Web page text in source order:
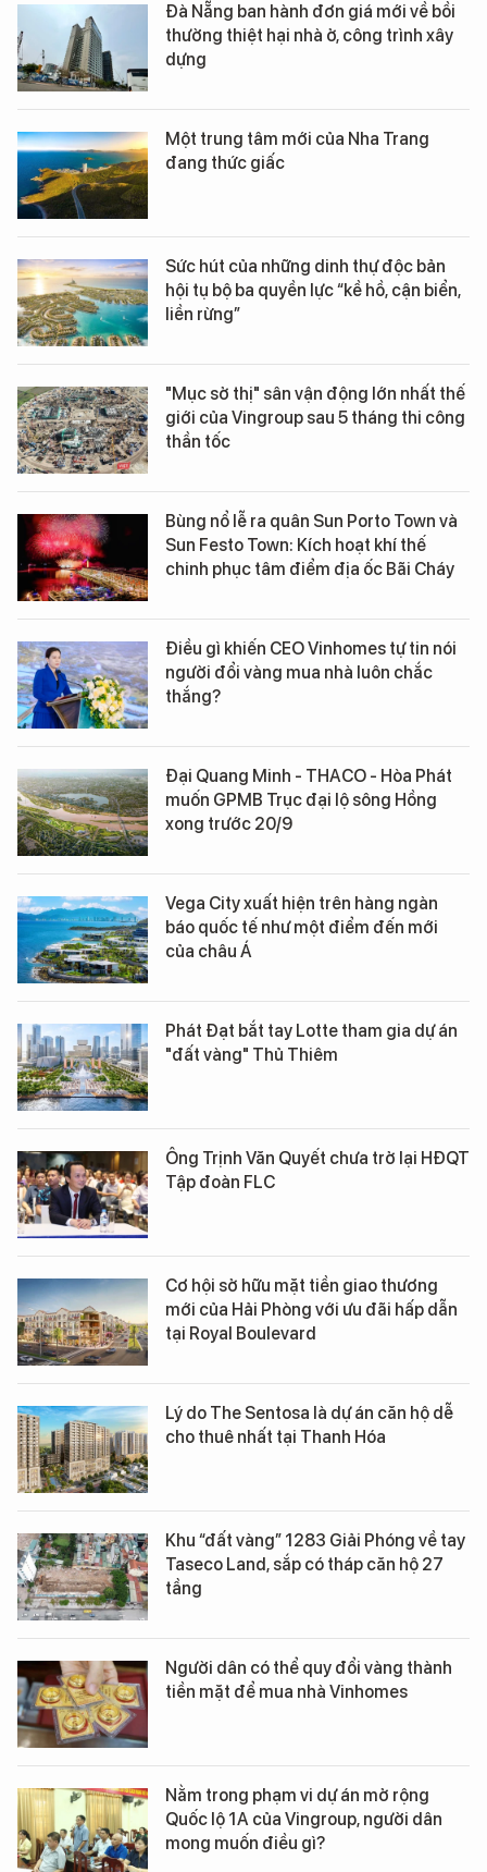
Đà Nẵng ban hành đơn giá mới về bồi
thường thiệt hại nhà ở, công trình xây
dựng
Một trung tâm mới của Nha Trang
đang thức giấc
Sức hút của những dinh thự độc bản
hội tụ bộ ba quyền lực “kề hồ, cận biển,
liền rừng”
"Mục sở thị" sân vận động lớn nhất thế
giới của Vingroup sau 5 tháng thi công
thần tốc
Bùng nổ lễ ra quân Sun Porto Town và
Sun Festo Town: Kích hoạt khí thế
chinh phục tâm điểm địa ốc Bãi Cháy
Điều gì khiến CEO Vinhomes tự tin nói
người đổi vàng mua nhà luôn chắc
thắng?
Đại Quang Minh - THACO - Hòa Phát
muốn GPMB Trục đại lộ sông Hồng
xong trước 20/9
Vega City xuất hiện trên hàng ngàn
báo quốc tế như một điểm đến mới
của châu Á
Phát Đạt bắt tay Lotte tham gia dự án
"đất vàng" Thủ Thiêm
Ông Trịnh Văn Quyết chưa trở lại HĐQT
Tập đoàn FLC
Cơ hội sở hữu mặt tiền giao thương
mới của Hải Phòng với ưu đãi hấp dẫn
tại Royal Boulevard
Lý do The Sentosa là dự án căn hộ dễ
cho thuê nhất tại Thanh Hóa
Khu “đất vàng” 1283 Giải Phóng về tay
Taseco Land, sắp có tháp căn hộ 27
tầng
Người dân có thể quy đổi vàng thành
tiền mặt để mua nhà Vinhomes
Nằm trong phạm vi dự án mở rộng
Quốc lộ 1A của Vingroup, người dân
mong muốn điều gì?